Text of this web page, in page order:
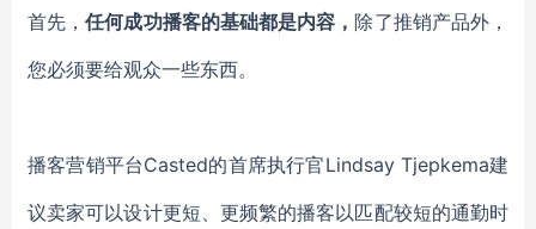
首先，任何成功播客的基础都是内容 ， 除了推销产品外，
您必须要给观众一些东西。
播客营销平台Casted的首席执行官Lindsay Tjepkema建
议卖家可以设计更短、 更频繁的播客以匹配较短的通勤时